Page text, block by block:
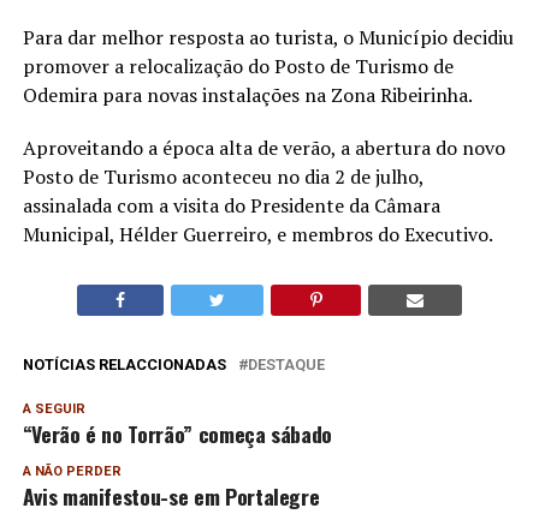
Para dar melhor resposta ao turista, o Município decidiu
promover a relocalização do Posto de Turismo de
Odemira para novas instalações na Zona Ribeirinha.
Aproveitando a época alta de verão, a abertura do novo
Posto de Turismo aconteceu no dia 2 de julho,
assinalada com a visita do Presidente da Câmara
Municipal, Hélder Guerreiro, e membros do Executivo.
NOTÍCIAS RELACCIONADAS DESTAQUE
A SEGUIR
“Verão é no Torrão” começa sábado
A NÃO PERDER
Avis manifestou-se em Portalegre